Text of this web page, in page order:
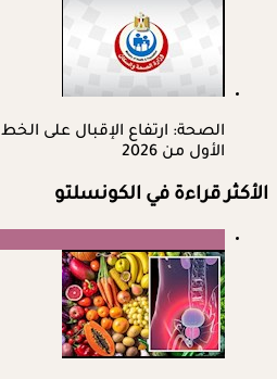
الأول من 2026
الأكثر قراءة في الكونسلتو